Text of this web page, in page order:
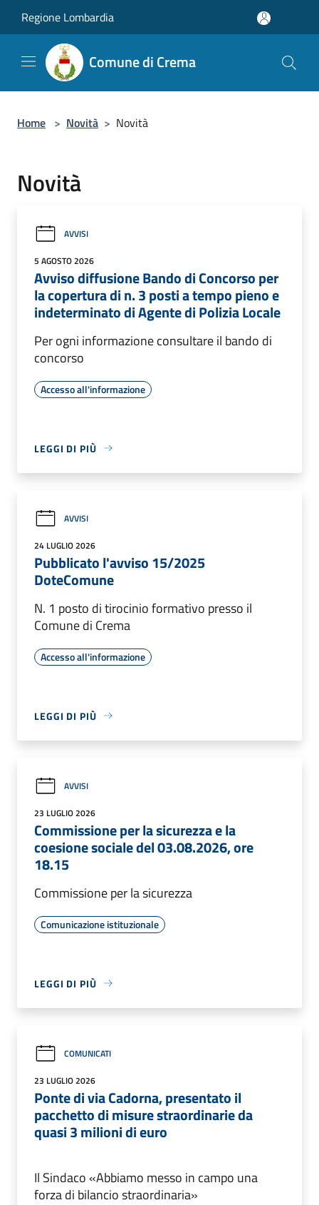
Regione Lombardia
Comune di Crema
Home > Novità > Novità
Novità
AVVISI
5 AGOSTO 2026
Avviso diffusione Bando di Concorso per
la copertura di n. 3 posti a tempo pieno e
indeterminato di Agente di Polizia Locale
Per ogni informazione consultare il bando di
concorso
Accesso all'informazione
LEGGI DI PIÙ
AVVISI
24 LUGLIO 2026
Pubblicato l'avviso 15/2025
DoteComune
N. 1 posto di tirocinio formativo presso il
Comune di Crema
Accesso all'informazione
LEGGI DI PIÙ
AVVISI
23 LUGLIO 2026
Commissione per la sicurezza e la
coesione sociale del 03.08.2026, ore
18.15
Commissione per la sicurezza
Comunicazione istituzionale
LEGGI DI PIÙ
COMUNICATI
23 LUGLIO 2026
Ponte di via Cadorna, presentato il
pacchetto di misure straordinarie da
quasi 3 milioni di euro
Il Sindaco «Abbiamo messo in campo una
forza di bilancio straordinaria»